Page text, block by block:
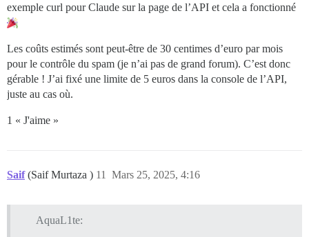
exemple curl pour Claude sur la page de l’API et cela a fonctionné
Les coûts estimés sont peut-être de 30 centimes d’euro par mois
pour le contrôle du spam (je n’ai pas de grand forum). C’est donc
gérable ! J’ai fixé une limite de 5 euros dans la console de l’API,
juste au cas où.
1 « J'aime »
Saif (Saif Murtaza ) Mars 25, 2025, 4:16
11
AquaL1te: